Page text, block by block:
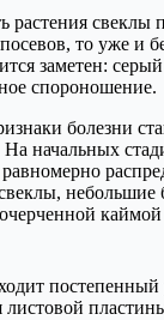
растения свеклы
то уже и
заметен:
спороношение.
болезни
начальных
равномерно
небольшие
очерченной
постепенный